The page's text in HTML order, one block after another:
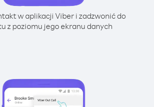
w aplikacji Viber i zadzwonić do
z poziomu jego ekranu danych